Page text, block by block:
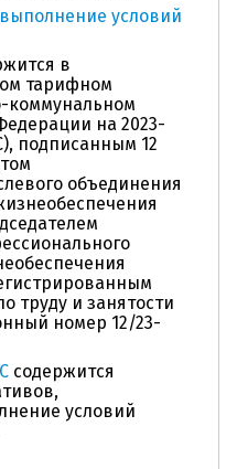
условий
в
тарифном
коммунальном
на 2023-
подписанным 12
объединения
труду и занятости
номер 12/23-
содержится
условий